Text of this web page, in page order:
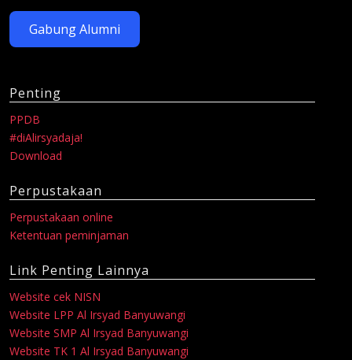
Gabung Alumni
Penting
PPDB
#diAlirsyadaja!
Download
Perpustakaan
Perpustakaan online
Ketentuan peminjaman
Link Penting Lainnya
Website cek NISN
Website LPP Al Irsyad Banyuwangi
Website SMP Al Irsyad Banyuwangi
Website TK 1 Al Irsyad Banyuwangi